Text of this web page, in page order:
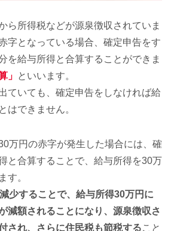
ら所得税などが源泉徴収されていま
字となっている場合、確定申告をす
を給与所得と合算することができま
」 といいます。
ていても、確定申告をしなければ給
はできません。
万円の赤字が発生した場合には、確
と合算することで、給与所得を30万
す。
少することで、給与所得30万円に
減額されることになり、源泉徴収さ
され、さらに住民税も節税すること